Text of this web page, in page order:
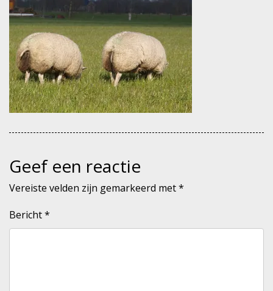
Geef een reactie
Vereiste velden zijn gemarkeerd met*
Bericht*